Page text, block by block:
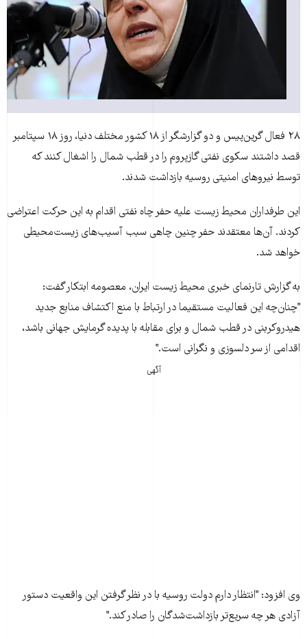
۲۸ فعال گرین‌پیس و دو گزارشگر از ۱۸ کشور مختلف دنیا، روز ۱۸ سپتامبر
قصد داشتند سکوی نفتی گازپروم را در قطب شمال را اشغال کنند که
توسط نیروهای امنیتی روسیه بازداشت شدند.
این طرفداران محیط زیست علیه حفر چاه نفتی اقدام به این حرکت اعتراضی
کردند. آن‌ها معتقدند حفر چنین چاهی سبب آسیب‌های زیست‌محیطی
خواهد شد.
به گزارش تارنمای خبری محيط زيست ايران، معصومه ابتکار گفت:
"چنان‌چه اين فعاليت مستقيما در ارتباط با منع اکتشاف منابع جديد
هيدروکربنی در قطب شمال و برای مقابله با پديده گرمايش جهانی باشد،
اقدامی از سر دلسوزی و نگرانی است."
آگهی
وی افزود: "انتظار دارم دولت روسيه با در نظر گرفتن اين واقعيت دستور
آزادی هر چه سريع‌تر بازداشت‌شدگان را صادر کند."